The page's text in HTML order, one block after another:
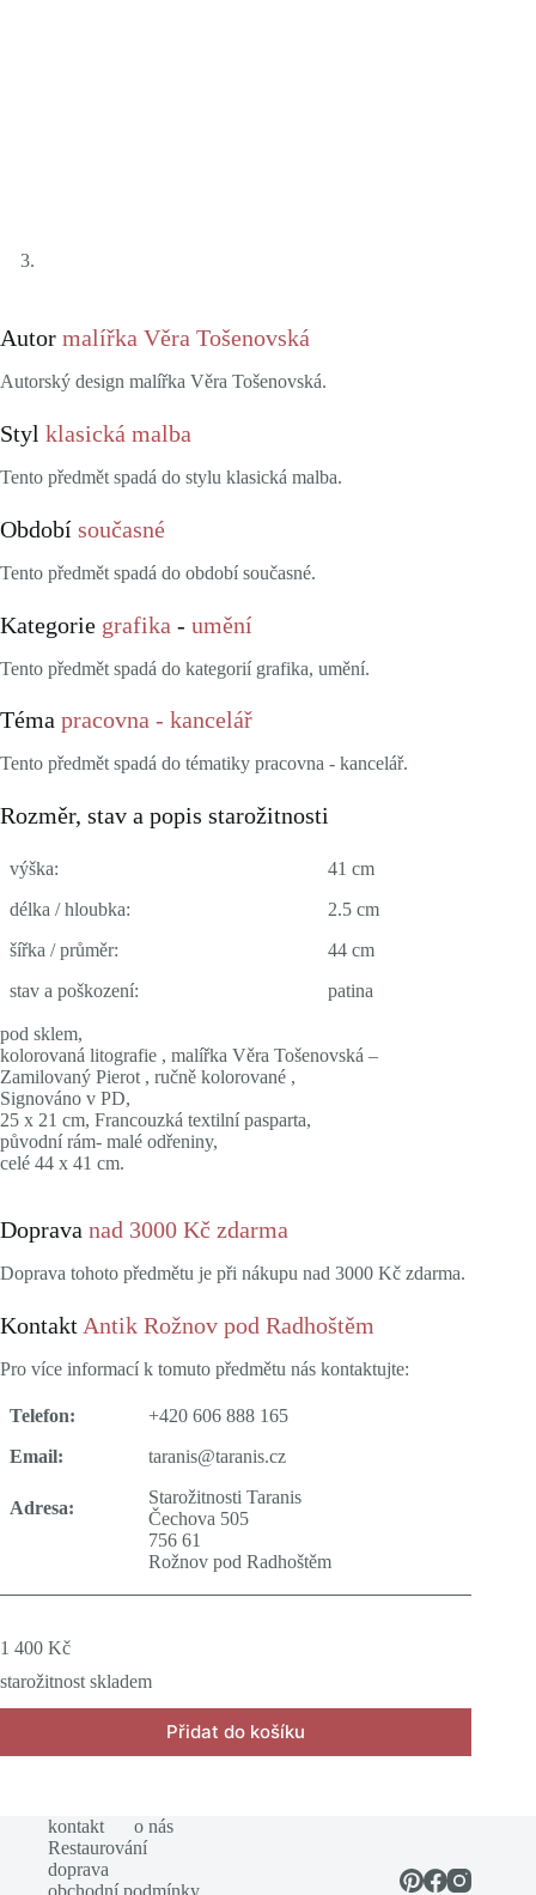
Autor malířka Věra Tošenovská
Autorský design malířka Věra Tošenovská.
Styl klasická malba
Tento předmět spadá do stylu klasická malba.
Období současné
Tento předmět spadá do období současné.
Kategorie grafika - umění
Tento předmět spadá do kategorií grafika, umění.
Téma pracovna - kancelář
Tento předmět spadá do tématiky pracovna - kancelář.
Rozměr, stav a popis starožitnosti
výška:
41 cm
délka / hloubka:
2.5 cm
šířka / průměr:
44 cm
stav a poškození:
patina
pod sklem,
kolorovaná litografie , malířka Věra Tošenovská –
Zamilovaný Pierot , ručně kolorované ,
Signováno v PD,
25 x 21 cm, Francouzká textilní pasparta,
původní rám- malé odřeniny,
celé 44 x 41 cm.
Doprava nad 3000 Kč zdarma
Doprava tohoto předmětu je při nákupu nad 3000 Kč zdarma.
Kontakt Antik Rožnov pod Radhoštěm
Pro více informací k tomuto předmětu nás kontaktujte:
Telefon:
+420 606 888 165
Email:
taranis@taranis.cz
Adresa:
Starožitnosti Taranis
Čechova 505
756 61
Rožnov pod Radhoštěm
1 400 Kč
starožitnost skladem
Přidat do košíku
kontakt
o nás
Restaurování
doprava
obchodní podmínky